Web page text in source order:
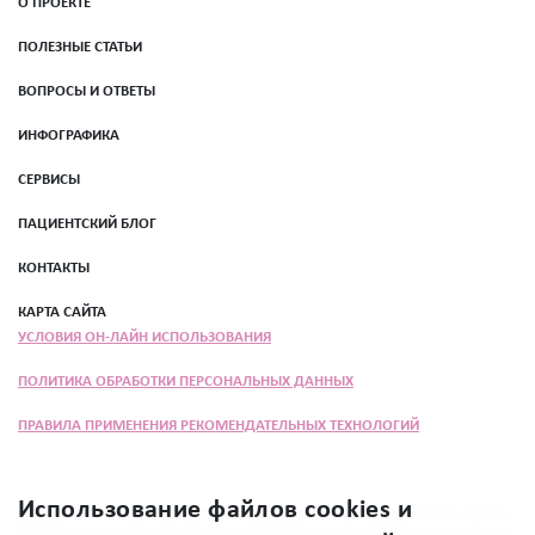
ПОЛЕЗНЫЕ СТАТЬИ
ВОПРОСЫ И ОТВЕТЫ
ИНФОГРАФИКА
СЕРВИСЫ
ПАЦИЕНТСКИЙ БЛОГ
КОНТАКТЫ
КАРТА САЙТА
УСЛОВИЯ ОН-ЛАЙН ИСПОЛЬЗОВАНИЯ
ПОЛИТИКА ОБРАБОТКИ ПЕРСОНАЛЬНЫХ ДАННЫХ
ПРАВИЛА ПРИМЕНЕНИЯ РЕКОМЕНДАТЕЛЬНЫХ ТЕХНОЛОГИЙ
Программа «Женщина прежде всего» разработана при поддержке ООО «Эбботт
Использование файлов cookies и